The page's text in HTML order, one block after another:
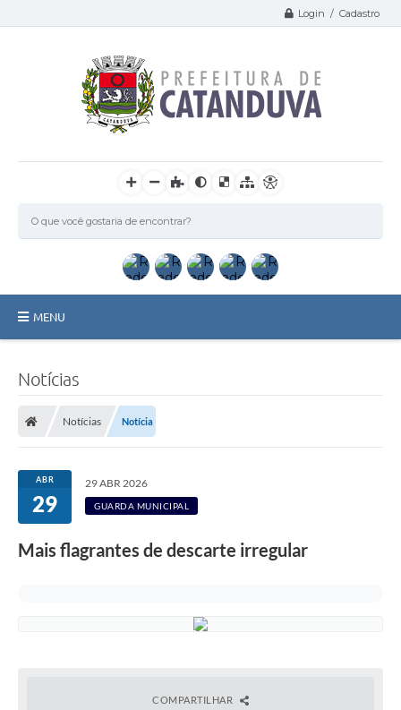
Login / Cadastro
MENU
Licitações / PCA
Transparência
Notícias
Notícias Notícia
ABR
29
29 ABR 2026
GUARDA MUNICIPAL
Mais flagrantes de descarte irregular
COMPARTILHAR